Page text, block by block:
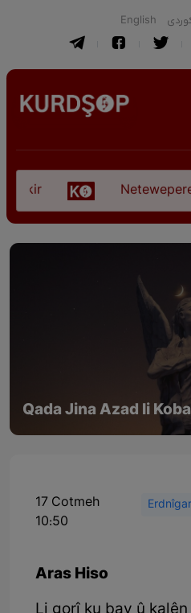
English
Neteweperestî li
Qada Jina Azad li
17 Cotmeh
10:50
Aras Hiso